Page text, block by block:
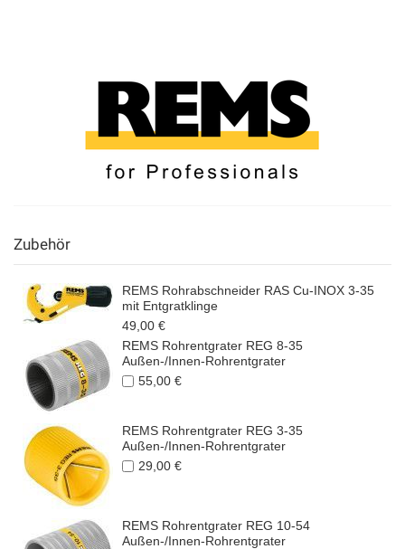
Zubehör
REMS Rohrabschneider RAS Cu-INOX 3-35
mit Entgratklinge
49,00 €
REMS Rohrentgrater REG 8-35
Außen-/Innen-Rohrentgrater
55,00 €
REMS Rohrentgrater REG 3-35
Außen-/Innen-Rohrentgrater
29,00 €
REMS Rohrentgrater REG 10-54
Außen-/Innen-Rohrentgrater